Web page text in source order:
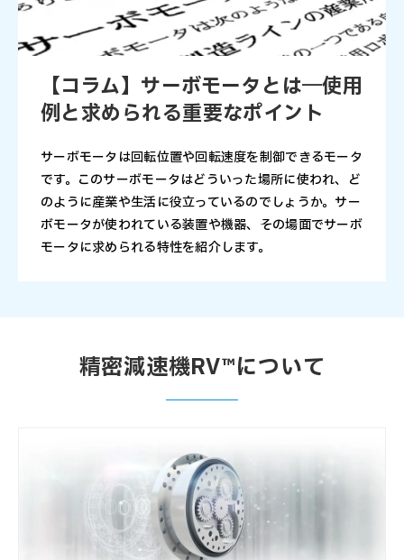
【コラム】サーボモータとは―使用
例と求められる重要なポイント
サーボモータは回転位置や回転速度を制御できるモータ
です。このサーボモータはどういった場所に使われ、ど
のように産業や生活に役立っているのでしょうか。サー
ボモータが使われている装置や機器、その場面でサーボ
モータに求められる特性を紹介します。
精密減速機RV™について